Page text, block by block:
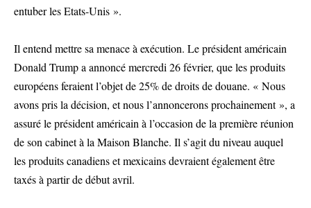
entuber les Etats-Unis ».
Il entend mettre sa menace à exécution. Le président américain
Donald Trump a annoncé mercredi 26 février, que les produits
européens feraient l’objet de 25% de droits de douane. « Nous
avons pris la décision, et nous l’annoncerons prochainement », a
assuré le président américain à l’occasion de la première réunion
de son cabinet à la Maison Blanche. Il s’agit du niveau auquel
les produits canadiens et mexicains devraient également être
taxés à partir de début avril.